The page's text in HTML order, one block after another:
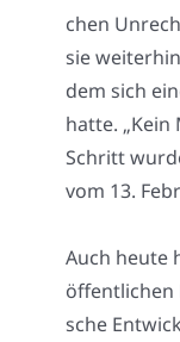
chen
sie
dem sich
hat­te. „Kein
Schritt
vom 13.
Auch heu­te
öffent­li­chen
sche